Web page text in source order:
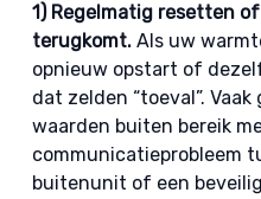
1) Regelmatig resetten
terugkomt.Als uw
opnieuw opstart of
dat zelden “toeval”.
waarden buiten bereik
communicatieprobleem
buitenunit of een